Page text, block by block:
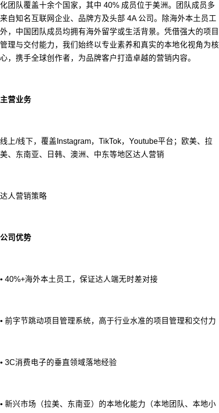
化团队覆盖十余个国家，其中 40% 成员位于美洲。团队成员多
来自知名互联网企业、品牌方及头部 4A 公司。除海外本土员工
外，中国团队成员均拥有海外留学或生活背景。凭借强大的项目
管理与交付能力，我们始终以专业素养和真实的本地化视角为核
心，携手全球创作者，为品牌客户打造卓越的营销内容。
主营业务
线上/线下，覆盖Instagram，TikTok，Youtube平台；欧美、拉
美、东南亚、日韩、澳洲、中东等地区达人营销
达人营销策略
公司优势
• 40%+海外本土员工，保证达人端无时差对接
• 前字节跳动项目管理系统，高于行业水准的项目管理和交付力
• 3C消费电子的垂直领域落地经验
• 新兴市场（拉美、东南亚）的本地化能⼒（本地团队、本地⼩